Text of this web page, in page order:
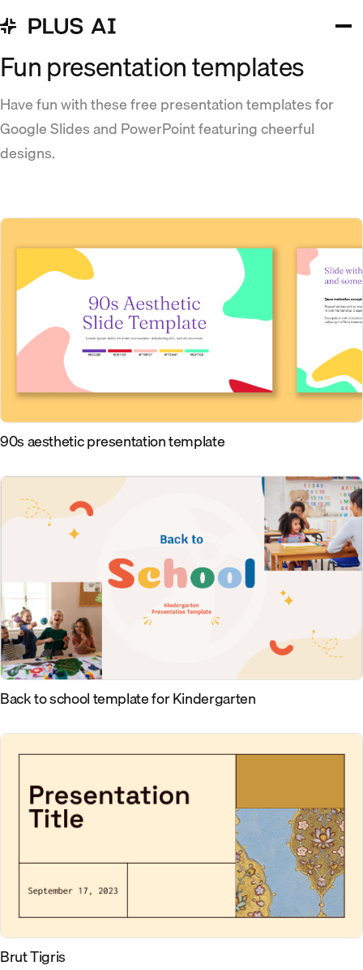
Fun presentation templates
Have fun with these free presentation templates for
Google Slides and PowerPoint featuring cheerful
designs.
90s aesthetic presentation template
Back to school template for Kindergarten
Brut Tigris